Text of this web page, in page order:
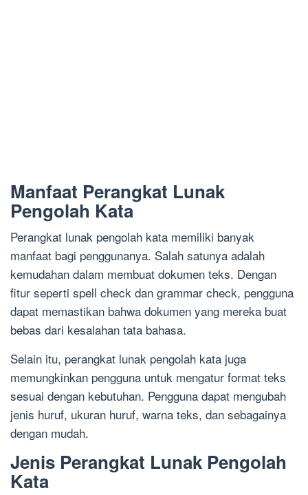
Manfaat Perangkat Lunak
Pengolah Kata
Perangkat lunak pengolah kata memiliki banyak
manfaat bagi penggunanya. Salah satunya adalah
kemudahan dalam membuat dokumen teks. Dengan
fitur seperti spell check dan grammar check, pengguna
dapat memastikan bahwa dokumen yang mereka buat
bebas dari kesalahan tata bahasa.
Selain itu, perangkat lunak pengolah kata juga
memungkinkan pengguna untuk mengatur format teks
sesuai dengan kebutuhan. Pengguna dapat mengubah
jenis huruf, ukuran huruf, warna teks, dan sebagainya
dengan mudah.
Jenis Perangkat Lunak Pengolah
Kata